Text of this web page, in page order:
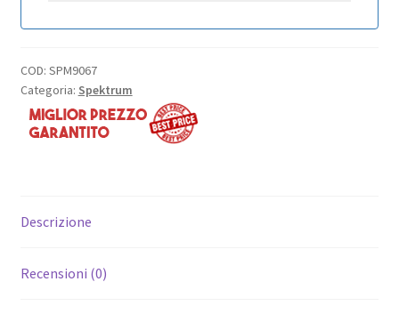
COD: SPM9067
Categoria: Spektrum
Descrizione
Recensioni (0)